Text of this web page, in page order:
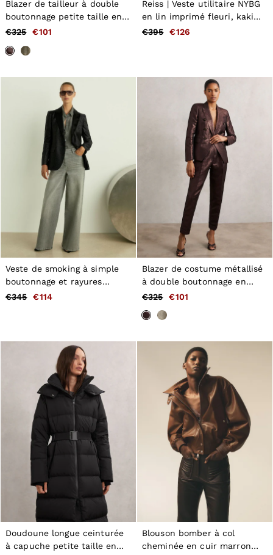
Blazer de tailleur à double
boutonnage petite taille en
coton métallisé bordeaux
€325 €101
Reiss | Veste utilitaire NYBG
en lin imprimé fleuri, kaki
clair
€395 €126
Veste de smoking à simple
boutonnage et rayures
lamées en noir
€345 €114
Blazer de costume métallisé
à double boutonnage en
coton bordeaux
€325 €101
Doudoune longue ceinturée
à capuche petite taille en
Blouson bomber à col
cheminée en cuir marron